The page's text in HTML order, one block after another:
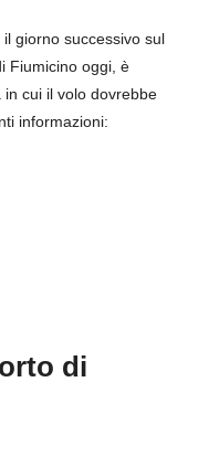
giorno successivo sul
Fiumicino oggi, è
cui il volo dovrebbe
informazioni:
di